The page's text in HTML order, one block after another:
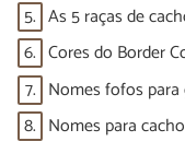
5. As 5 raças de
6. Cores do Border
7. Nomes fofos para
8. Nomes para